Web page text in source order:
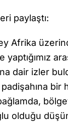
paylaştı:
Afrika
dair izler
olduğu